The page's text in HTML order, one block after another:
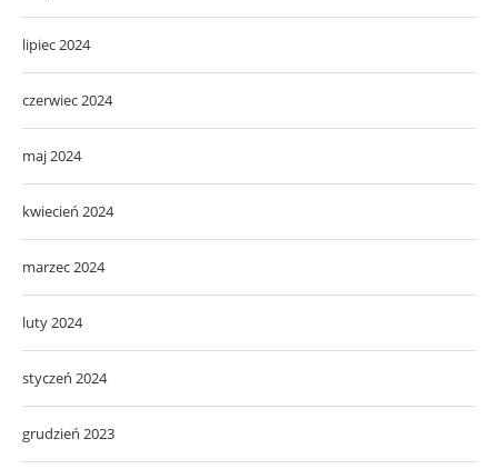
lipiec 2024
czerwiec 2024
maj 2024
kwiecień 2024
marzec 2024
luty 2024
styczeń 2024
grudzień 2023